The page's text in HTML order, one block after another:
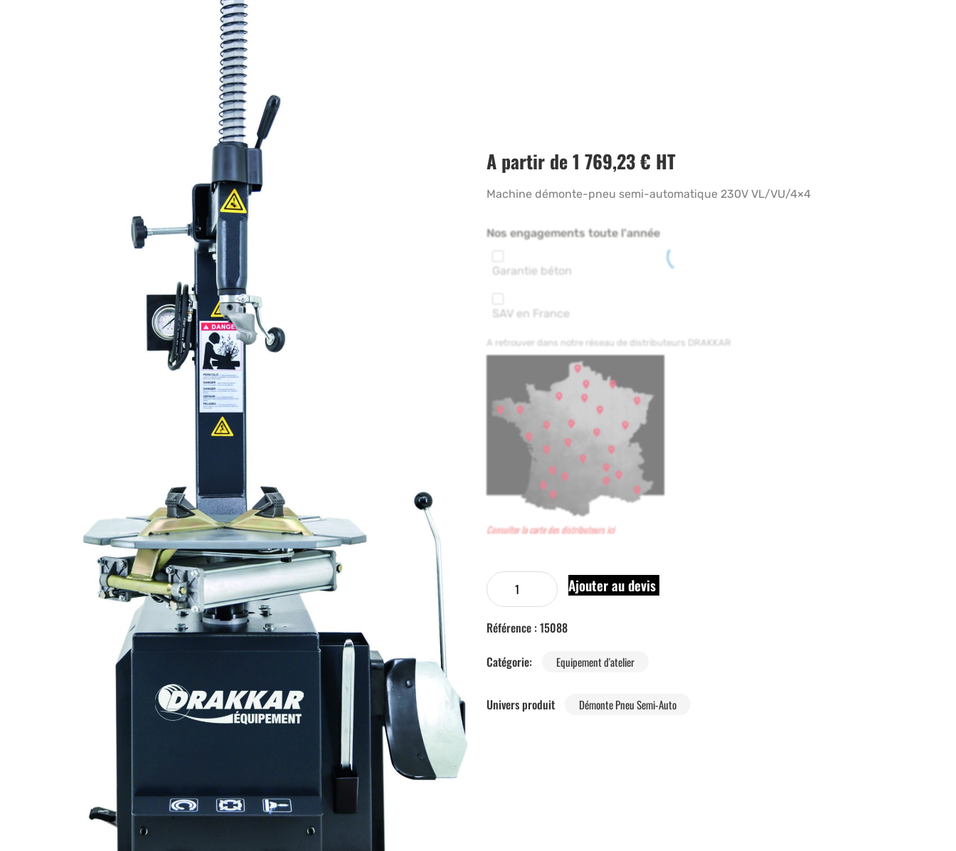
A partir de1 769,23€ HT
Machine démonte-pneu semi-automatique 230V VL/VU/4×4
Nos engagements toute l'année
Garantie béton
SAV en France
A retrouver dans notre réseau de distributeurs DRAKKAR
Consulter la carte des distributeurs ici
Ajouter au devis
Référence : 15088
Catégorie:
Equipement d'atelier
Univers produit Démonte Pneu Semi-Auto